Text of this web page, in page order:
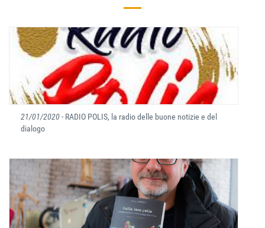
21/01/2020- RADIO POLIS, la radio delle buone notizie e del
dialogo